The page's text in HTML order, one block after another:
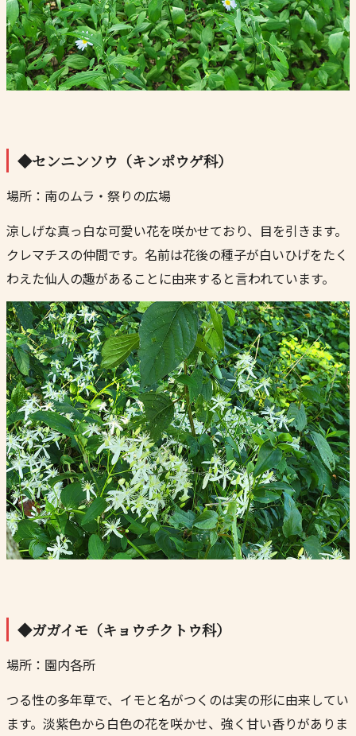
◆センニンソウ（キンポウゲ科）
場所：南のムラ・祭りの広場
涼しげな真っ白な可愛い花を咲かせており、目を引きます。
クレマチスの仲間です。名前は花後の種子が白いひげをたく
わえた仙人の趣があることに由来すると言われています。
◆ガガイモ（キョウチクトウ科）
場所：園内各所
つる性の多年草で、イモと名がつくのは実の形に由来してい
ます。淡紫色から白色の花を咲かせ、強く甘い香りがありま